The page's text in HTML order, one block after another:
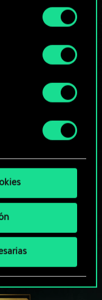
nuestro uso
«Ajustes» de